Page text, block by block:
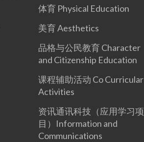
体育 Physical Education
美育 Aesthetics
品格与公民教育 Character
and Citizenship Education
课程辅助活动 Co Curricular
Activities
资讯通讯科技（应用学习项
目）Information and
Communications